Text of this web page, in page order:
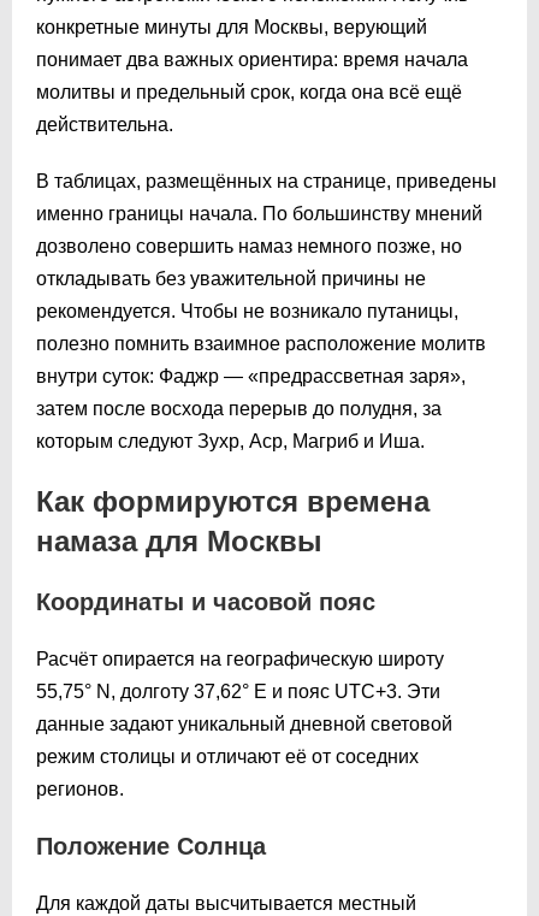
конкретные минуты для Москвы, верующий
понимает два важных ориентира: время начала
молитвы и предельный срок, когда она всё ещё
действительна.
В таблицах, размещённых на странице, приведены
именно границы начала. По большинству мнений
дозволено совершить намаз немного позже, но
откладывать без уважительной причины не
рекомендуется. Чтобы не возникало путаницы,
полезно помнить взаимное расположение молитв
внутри суток: Фаджр — «предрассветная заря»,
затем после восхода перерыв до полудня, за
которым следуют Зухр, Аср, Магриб и Иша.
Как формируются времена
намаза для Москвы
Координаты и часовой пояс
Расчёт опирается на географическую широту
55,75° N, долготу 37,62° E и пояс UTC+3. Эти
данные задают уникальный дневной световой
режим столицы и отличают её от соседних
регионов.
Положение Солнца
Для каждой даты высчитывается местный